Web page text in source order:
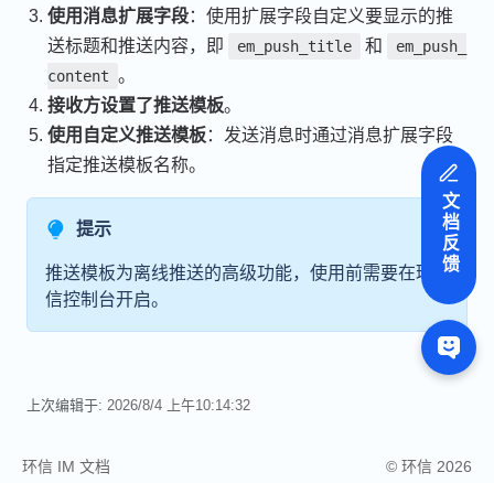
使用消息扩展字段：使用扩展字段自定义要显示的推
送标题和推送内容，即
em_push_title 和
em_push_
content 。
接收方设置了推送模板。
使用自定义推送模板：发送消息时通过消息扩展字段
指定推送模板名称。
提示
推送模板为离线推送的高级功能，使用前需要在环
信控制台开启。
上次编辑于: 2026/8/4 上午10:14:32
环信 IM 文档 © 环信 2026
文档反馈